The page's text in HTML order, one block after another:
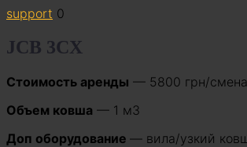
support 0
JCB 3CX
Стоимость аренды — 5800 грн/смена
Объем ковша — 1 м3
Доп оборудование — вила/узкий